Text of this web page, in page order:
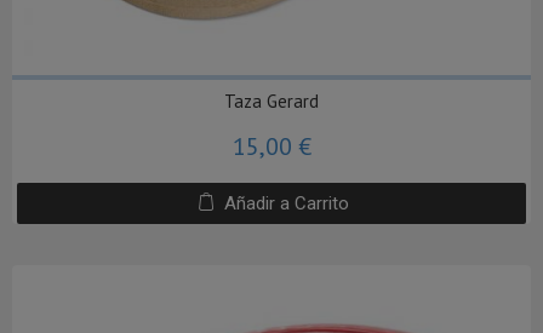
Taza Gerard
15,00 €
Añadir a Carrito